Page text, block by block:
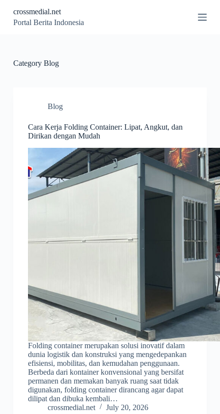
S
k
crossmedial.net
Portal Berita Indonesia
CategoryBlog
Blog
Cara Kerja Folding Container: Lipat, Angkut, dan
Dirikan dengan Mudah
Folding container merupakan solusi inovatif dalam
dunia logistik dan konstruksi yang mengedepankan
efisiensi, mobilitas, dan kemudahan penggunaan.
Berbeda dari kontainer konvensional yang bersifat
permanen dan memakan banyak ruang saat tidak
digunakan, folding container dirancang agar dapat
dilipat dan dibuka kembali…
crossmedial.net
July 20, 2026